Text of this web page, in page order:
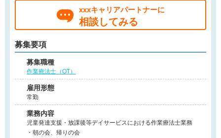
xxxキャリアパートナーに
相談してみる
募集要項
募集職種
作業療法士（OT）
雇用形態
常勤
業務内容
児童発達支援・放課後等デイサービスにおける作業療法士業務
・朝の会、帰りの会